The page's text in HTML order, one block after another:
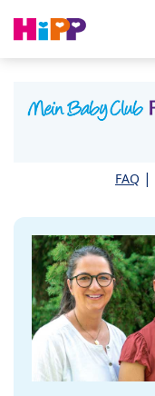
FAQ |